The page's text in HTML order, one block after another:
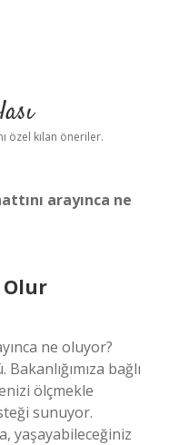
özel kılan öneriler.
arayınca ne
Olur
ne oluyor?
bağlı
ölçmekle
sunuyor.
yaşayabileceğiniz